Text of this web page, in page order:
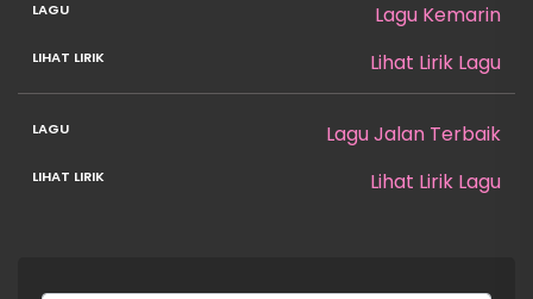
Lagu Kemarin
Lihat Lirik Lagu
Lagu Jalan Terbaik
Lihat Lirik Lagu